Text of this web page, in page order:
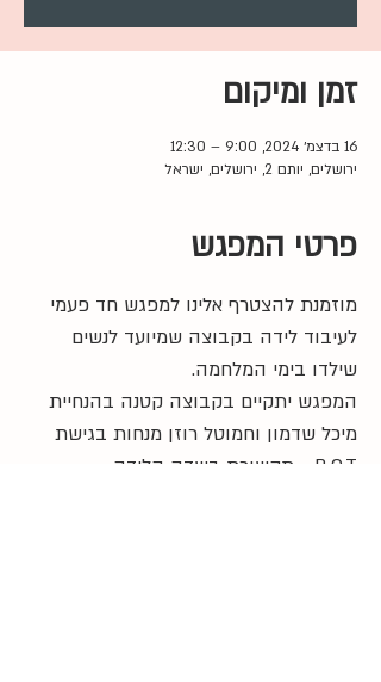
זמן ומיקום
16 בדצמ׳ 2024, 9:00 – 12:30
ירושלים, יותם 2, ירושלים, ישראל
פרטי המפגש
מוזמנת להצטרף אלינו למפגש חד פעמי
לעיבוד לידה בקבוצה שמיועד לנשים
שילדו בימי המלחמה.
המפגש יתקיים בקבוצה קטנה בהנחיית
מיכל שדמון וחמוטל רוזן מנחות בגישת
B.O.T - תקשורת בשדה הלידה.